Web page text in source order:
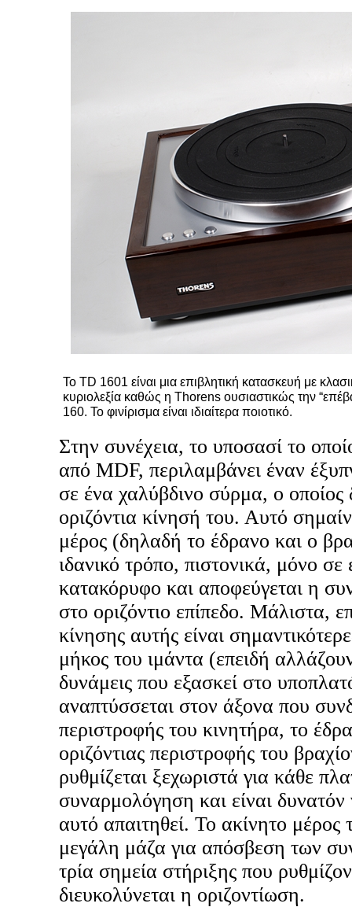
Το TD 1601 είναι μια επιβλητική κατασκευή με
κυριολεξία καθώς η Thorens ουσιαστικώς την
160. Το φινίρισμα είναι ιδιαίτερα ποιοτικό.
Στην συνέχεια, το υποσασί το
από MDF, περιλαμβάνει έναν
σε ένα χαλύβδινο σύρμα, ο οποίος
οριζόντια κίνησή του. Αυτό
μέρος (δηλαδή το έδρανο και ο
ιδανικό τρόπο, πιστονικά, μόνο
κατακόρυφο και αποφεύγεται η
στο οριζόντιο επίπεδο. Μάλιστα,
κίνησης αυτής είναι
μήκος του ιμάντα (επειδή
δυνάμεις που εξασκεί στο
αναπτύσσεται στον άξονα που
περιστροφής του κινητήρα, το
οριζόντιας περιστροφής του
ρυθμίζεται ξεχωριστά για κάθε
συναρμολόγηση και είναι
αυτό απαιτηθεί. Το ακίνητο μέρος
μεγάλη μάζα για απόσβεση των
τρία σημεία στήριξης που
διευκολύνεται η οριζοντίωση.